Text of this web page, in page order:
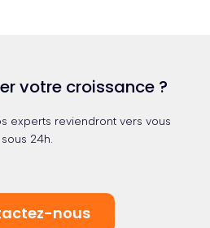
votre croissance ?
experts reviendront vers vous
sous 24h.
nous